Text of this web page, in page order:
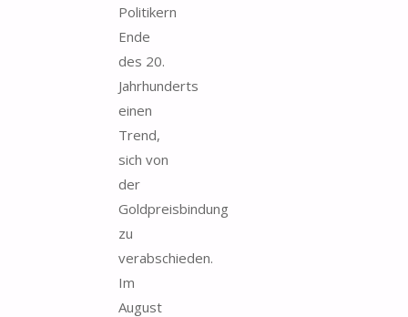
Politikern
Ende
des 20.
Jahrhunderts
einen
Trend,
sich von
der
Goldpreisbindung
zu
verabschieden.
Im
August